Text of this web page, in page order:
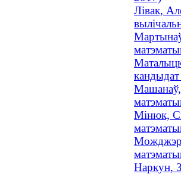
Лівак,
Машанаў,
Мінюк,
Можджэр,
Наркун,